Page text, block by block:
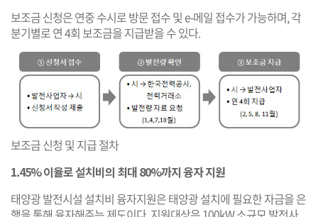
보조금 신청은 연중 수시로 방문 접수 및 e-메일 접수가 가능하며, 각
분기별로 연 4회 보조금을 지급받을 수 있다.
보조금 신청 및 지급 절차
1.45% 이율로 설치비의 최대 80%까지 융자 지원
태양광 발전시설 설치비 융자지원은 태양광 설치에 필요한 자금을 은